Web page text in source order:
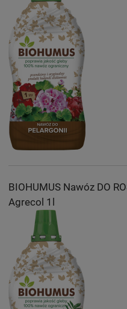
BIOHUMUS Nawóz DO
Agrecol 1l